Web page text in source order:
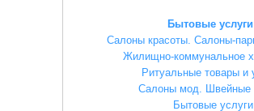
Бытовые услуги
Салоны красоты. Салоны-
Жилищно-коммунальное
Ритуальные товары и
Салоны мод. Швейные
Бытовые услуги